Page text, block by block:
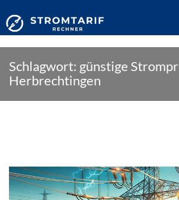
content
Schlagwort: günstige
Herbrechtingen